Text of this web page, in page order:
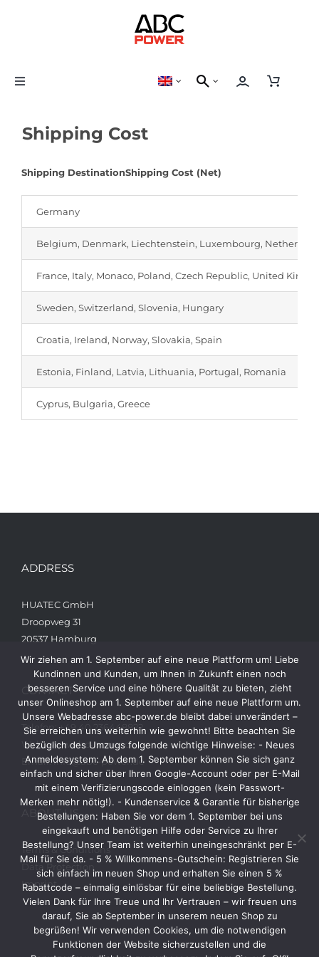
Toggle
Control Device
Shipping Cost
Shipping DestinationShipping Cost (Net)
Germany
Belgium, Denmark, Liechtenstein, Luxembourg,
France, Italy, Monaco, Poland, Czech Republic, United
Sweden, Switzerland, Slovenia, Hungary
Croatia, Ireland, Norway, Slovakia, Spain
Estonia, Finland, Latvia, Lithuania, Portugal, Romania
Cyprus, Bulgaria, Greece
ADDRESS
HUATEC GmbH
Droopweg 31
20537 Hamburg
CONTACT
Telefon: +49 40 236448822
Web: www.abc-power.de
Email: info@abc-power.de
ABOUT US
Terms & Conditions
Imprint
Wir ziehen am 1. September auf eine neue Plattform um! Liebe
Kundinnen und Kunden, um Ihnen in Zukunft einen noch
besseren Service und eine höhere Qualität zu bieten, zieht
unser Onlineshop am 1. September auf eine neue Plattform um.
Unsere Webadresse abc-power.de bleibt dabei unverändert –
Sie erreichen uns weiterhin wie gewohnt! Bitte beachten Sie
bezüglich des Umzugs folgende wichtige Hinweise: - Neues
Anmeldesystem: Ab dem 1. September können Sie sich ganz
einfach und sicher über Ihren Google-Account oder per E-Mail
mit einem Verifizierungscode einloggen (kein Passwort-
Merken mehr nötig!). - Kundenservice & Garantie für bisherige
Bestellungen: Haben Sie vor dem 1. September bei uns
eingekauft und benötigen Hilfe oder Service zu Ihrer
Bestellung? Unser Team ist weiterhin uneingeschränkt per E-
Mail für Sie da. - 5 % Willkommens-Gutschein: Registrieren Sie
sich einfach im neuen Shop und erhalten Sie einen 5 %
Rabattcode – einmalig einlösbar für eine beliebige Bestellung.
Vielen Dank für Ihre Treue und Ihr Vertrauen – wir freuen uns
darauf, Sie ab September in unserem neuen Shop zu
begrüßen! Wir verwenden Cookies, um die notwendigen
Funktionen der Website sicherzustellen und die